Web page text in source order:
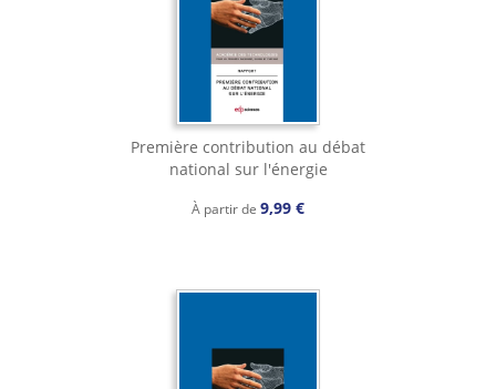
Première contribution au débat
national sur l'énergie
À partir de 9,99 €